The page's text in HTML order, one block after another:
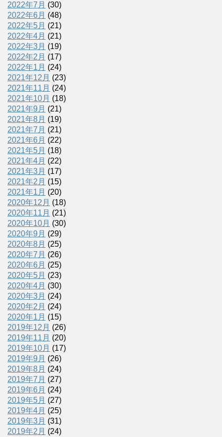
2022年7月 (30)
2022年6月 (48)
2022年5月 (21)
2022年4月 (21)
2022年3月 (19)
2022年2月 (17)
2022年1月 (24)
2021年12月 (23)
2021年11月 (24)
2021年10月 (18)
2021年9月 (21)
2021年8月 (19)
2021年7月 (21)
2021年6月 (22)
2021年5月 (18)
2021年4月 (22)
2021年3月 (17)
2021年2月 (15)
2021年1月 (20)
2020年12月 (18)
2020年11月 (21)
2020年10月 (30)
2020年9月 (29)
2020年8月 (25)
2020年7月 (26)
2020年6月 (25)
2020年5月 (23)
2020年4月 (30)
2020年3月 (24)
2020年2月 (24)
2020年1月 (15)
2019年12月 (26)
2019年11月 (20)
2019年10月 (17)
2019年9月 (26)
2019年8月 (24)
2019年7月 (27)
2019年6月 (24)
2019年5月 (27)
2019年4月 (25)
2019年3月 (31)
2019年2月 (24)